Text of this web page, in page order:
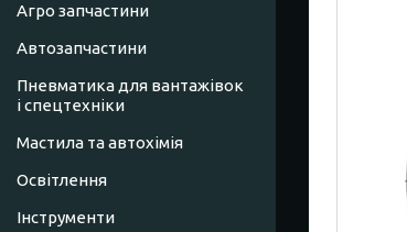
Агро запчастини
Автозапчастини
Пневматика для вантажівок
і спецтехніки
Мастила та автохімія
Освітлення
Інструменти